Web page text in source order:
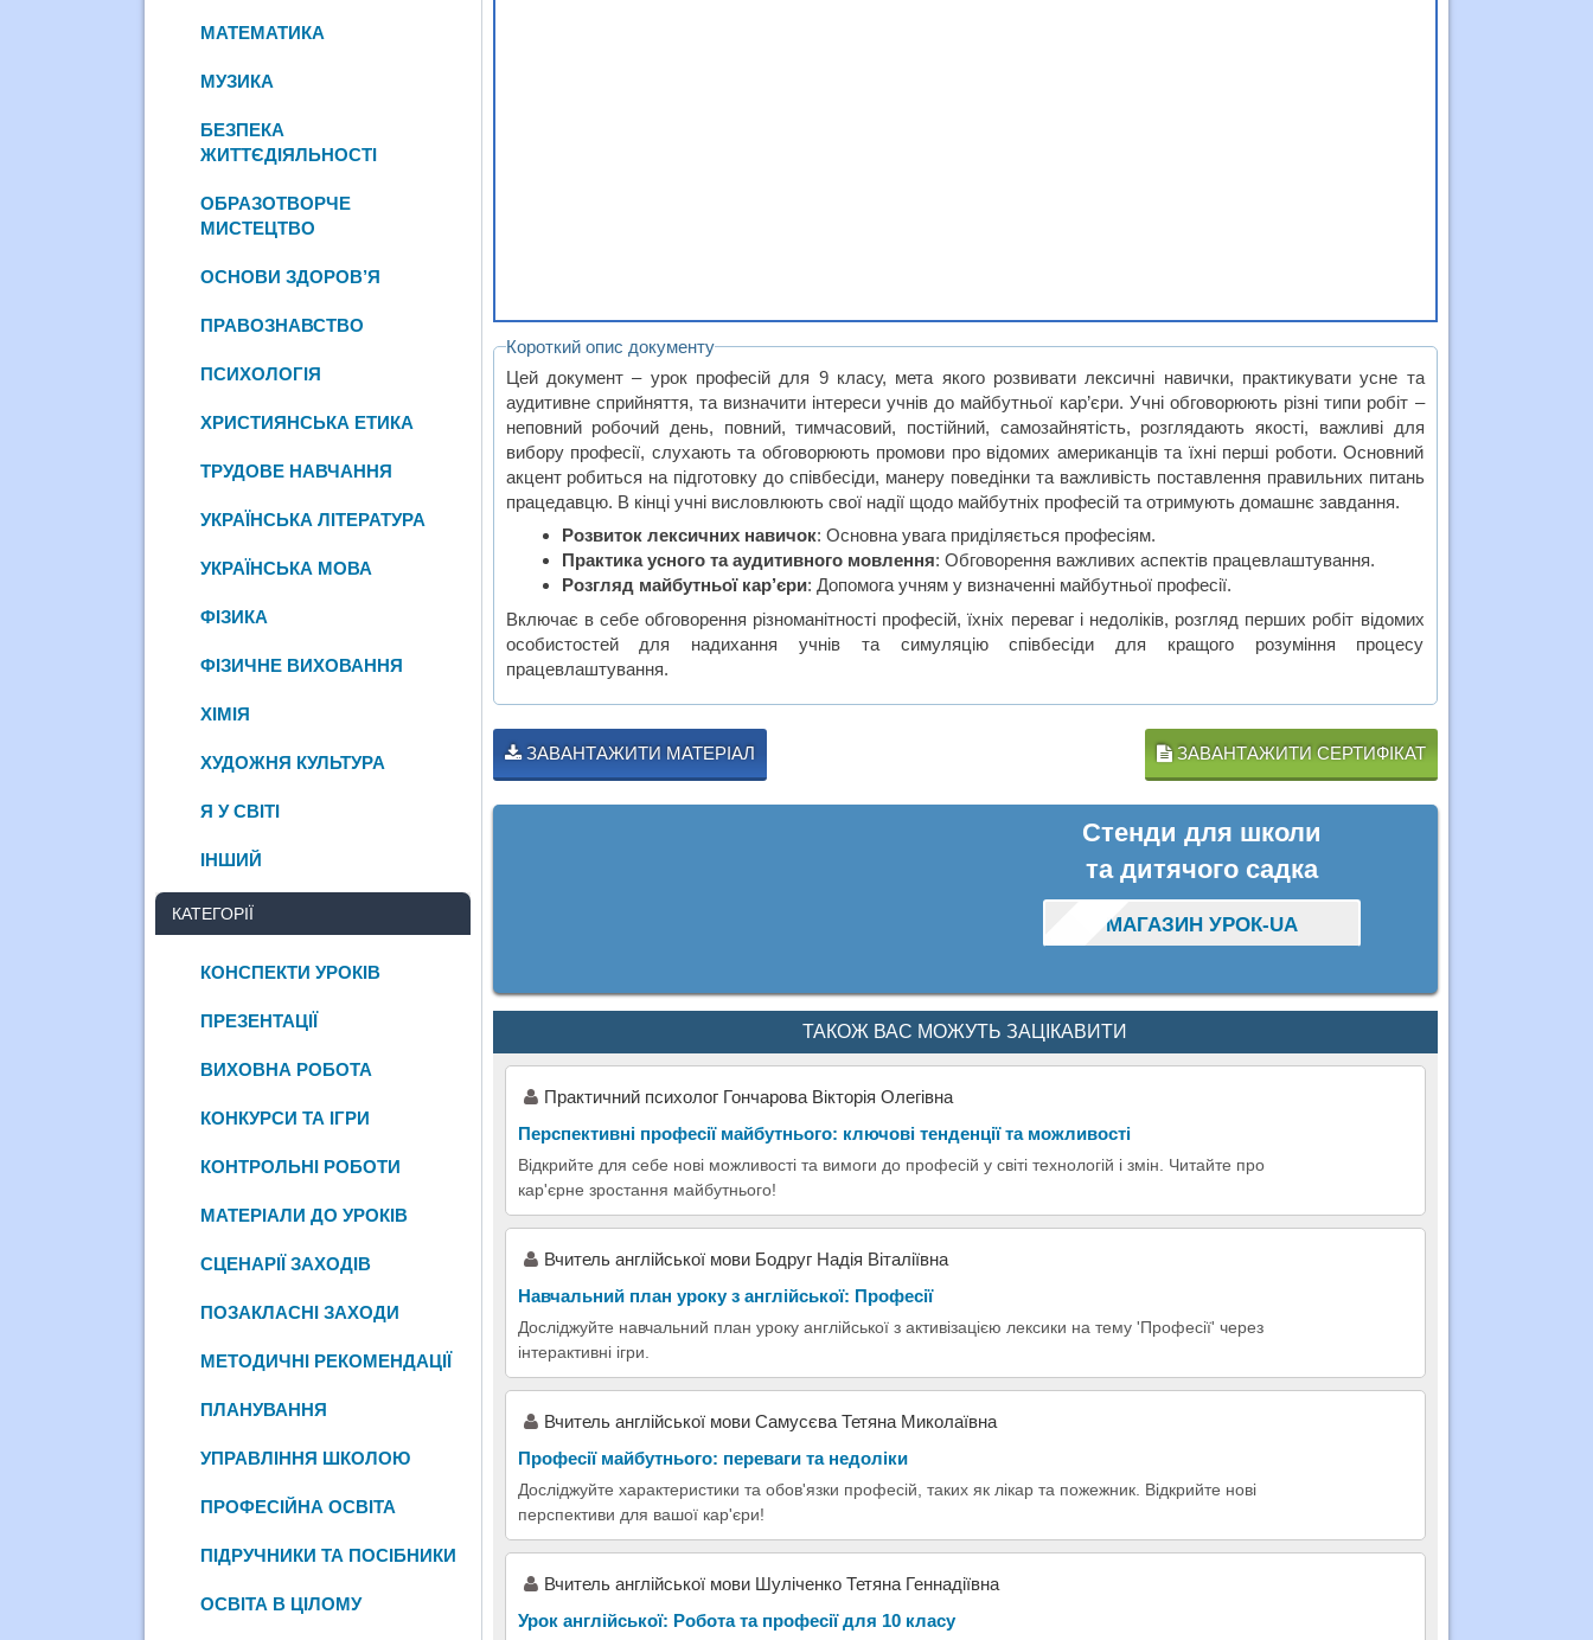
Короткий опис документу
Цей документ – урок професій для 9 класу, мета якого розвивати лексичні навички, практикувати усне та
аудитивне сприйняття, та визначити інтереси учнів до майбутньої кар’єри. Учні обговорюють різні типи робіт –
неповний робочий день, повний, тимчасовий, постійний, самозайнятість, розглядають якості, важливі для
вибору професії, слухають та обговорюють промови про відомих американців та їхні перші роботи. Основний
акцент робиться на підготовку до співбесіди, манеру поведінки та важливість поставлення правильних питань
працедавцю. В кінці учні висловлюють свої надії щодо майбутніх професій та отримують домашнє завдання.
Розвиток лексичних навичок: Основна увага приділяється професіям.
Практика усного та аудитивного мовлення: Обговорення важливих аспектів працевлаштування.
Розгляд майбутньої кар’єри: Допомога учням у визначенні майбутньої професії.
Включає в себе обговорення різноманітності професій, їхніх переваг і недоліків, розгляд перших робіт відомих
особистостей для надихання учнів та симуляцію співбесіди для кращого розуміння процесу
працевлаштування.
ЗАВАНТАЖИТИ МАТЕРІАЛ ЗАВАНТАЖИТИ СЕРТИФІКАТ
Стенди для школи
та дитячого садка
МАГАЗИН УРОК-UA
ТАКОЖ ВАС МОЖУТЬ ЗАЦІКАВИТИ
Практичний психолог Гончарова Вікторія Олегівна
Перспективні професії майбутнього: ключові тенденції та можливості
Відкрийте для себе нові можливості та вимоги до професій у світі технологій і змін. Читайте про
кар'єрне зростання майбутнього!
Вчитель англійської мови Бодруг Надія Віталіївна
Навчальний план уроку з англійської: Професії
Досліджуйте навчальний план уроку англійської з активізацією лексики на тему 'Професії' через
інтерактивні ігри.
Вчитель англійської мови Самусєва Тетяна Миколаївна
Професії майбутнього: переваги та недоліки
Досліджуйте характеристики та обов'язки професій, таких як лікар та пожежник. Відкрийте нові
перспективи для вашої кар'єри!
Вчитель англійської мови Шуліченко Тетяна Геннадіївна
Урок англійської: Робота та професії для 10 класу
МАТЕМАТИКА
МУЗИКА
БЕЗПЕКА
ЖИТТЄДІЯЛЬНОСТІ
ОБРАЗОТВОРЧЕ
МИСТЕЦТВО
ОСНОВИ ЗДОРОВ’Я
ПРАВОЗНАВСТВО
ПСИХОЛОГІЯ
ХРИСТИЯНСЬКА ЕТИКА
ТРУДОВЕ НАВЧАННЯ
УКРАЇНСЬКА ЛІТЕРАТУРА
УКРАЇНСЬКА МОВА
ФІЗИКА
ФІЗИЧНЕ ВИХОВАННЯ
ХІМІЯ
ХУДОЖНЯ КУЛЬТУРА
Я У СВІТІ
ІНШИЙ
КАТЕГОРІЇ
КОНСПЕКТИ УРОКІВ
ПРЕЗЕНТАЦІЇ
ВИХОВНА РОБОТА
КОНКУРСИ ТА ІГРИ
КОНТРОЛЬНІ РОБОТИ
МАТЕРІАЛИ ДО УРОКІВ
СЦЕНАРІЇ ЗАХОДІВ
ПОЗАКЛАСНІ ЗАХОДИ
МЕТОДИЧНІ РЕКОМЕНДАЦІЇ
ПЛАНУВАННЯ
УПРАВЛІННЯ ШКОЛОЮ
ПРОФЕСІЙНА ОСВІТА
ПІДРУЧНИКИ ТА ПОСІБНИКИ
ОСВІТА В ЦІЛОМУ